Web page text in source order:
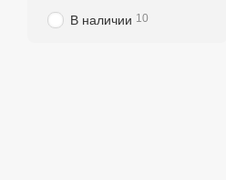
В наличии 10